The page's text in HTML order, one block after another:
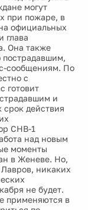
могут
при пожаре, в
официальных
глава
Она также
сообщениям. По
с
готовит
и
действия
СНВ-1
над новым
моменты
в Женеве. Но,
никаких
не будет.
применяются в